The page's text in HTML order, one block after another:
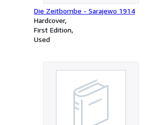
Die Zeitbombe - Sarajewo 1914
Hardcover
First Edition
Used